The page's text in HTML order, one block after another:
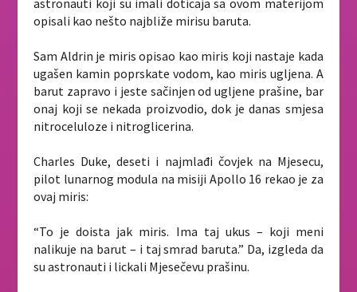
opisali kao nešto najbliže mirisu baruta.
Sam Aldrin je miris opisao kao miris koji nastaje kada
ugašen kamin poprskate vodom, kao miris ugljena. A
barut zapravo i jeste sačinjen od ugljene prašine, bar
onaj koji se nekada proizvodio, dok je danas smjesa
nitroceluloze i nitroglicerina.
Charles Duke, deseti i najmlađi čovjek na Mjesecu,
pilot lunarnog modula na misiji Apollo 16 rekao je za
ovaj miris:
“To je doista jak miris. Ima taj ukus – koji meni
nalikuje na barut – i taj smrad baruta.” Da, izgleda da
su astronauti i lickali Mjesečevu prašinu.